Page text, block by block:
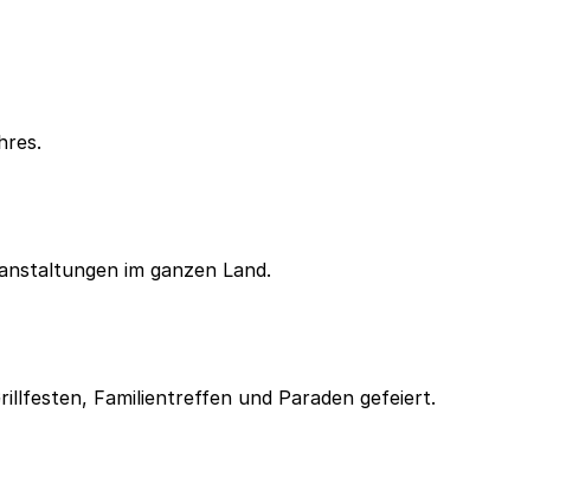
im ganzen Land.
Familientreffen und Paraden gefeiert.